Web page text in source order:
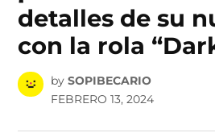
detalles de su
con la rola
by SOPIBECARIO
FEBRERO 13, 2024